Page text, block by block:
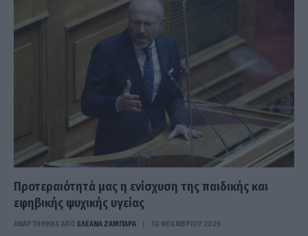
Προτεραιότητά μας η ενίσχυση της παιδικής και
εφηβικής ψυχικής υγείας
ΑΝΑΡΤΗΘΗΚΕ ΑΠΟ ΕΛΕΑΝΑ ΖΑΜΠΑΡΑ 30 ΝΟΕΜΒΡΊΟΥ 2025